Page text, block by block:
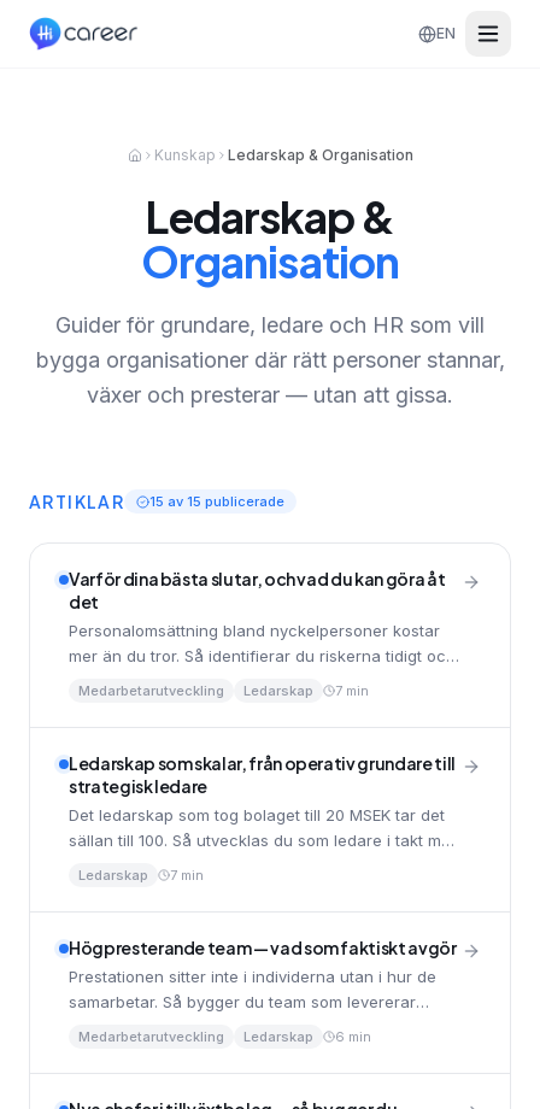
EN
Kunskap Ledarskap & Organisation
Ledarskap &
Organisation
Guider för grundare, ledare och HR som vill
bygga organisationer där rätt personer stannar,
växer och presterar — utan att gissa.
ARTIKLAR 15 av 15 publicerade
Varför dina bästa slutar, och vad du kan göra åt
det
Personalomsättning bland nyckelpersoner kostar
mer än du tror. Så identifierar du riskerna tidigt och
bygger en organisation som behåller rätt folk.
Medarbetarutveckling Ledarskap 7 min
Ledarskap som skalar, från operativ grundare till
strategisk ledare
Det ledarskap som tog bolaget till 20 MSEK tar det
sällan till 100. Så utvecklas du som ledare i takt med
organisationen.
Ledarskap 7 min
Högpresterande team — vad som faktiskt avgör
Prestationen sitter inte i individerna utan i hur de
samarbetar. Så bygger du team som levererar
konsekvent — utan att bränna ut sig.
Medarbetarutveckling Ledarskap 6 min